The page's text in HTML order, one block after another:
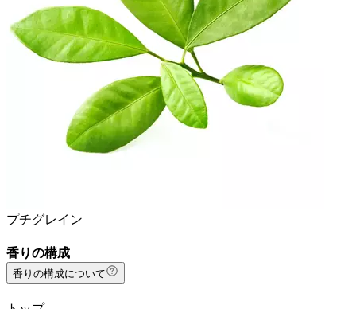
プチグレイン
香りの構成
香りの構成について